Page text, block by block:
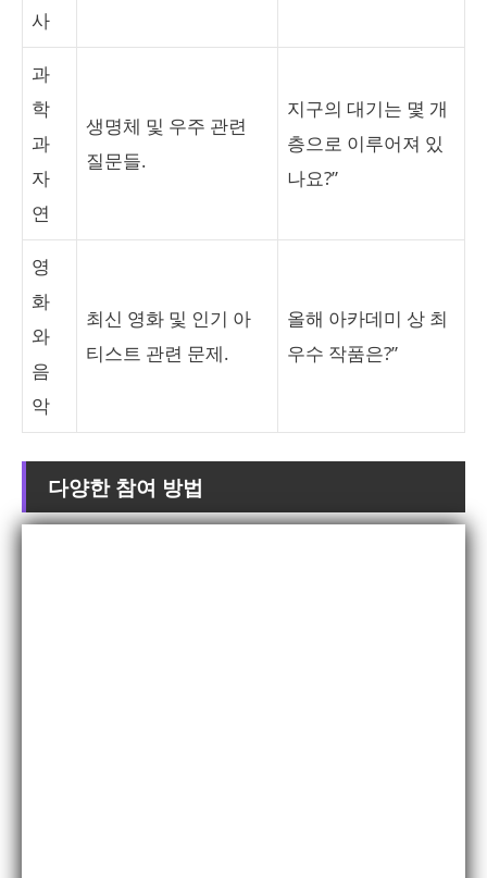
사
과
학
과
자
연
생명체 및 우주 관련
질문들.
지구의 대기는 몇 개
층으로 이루어져 있
나요?”
영
화
와
음
악
최신 영화 및 인기 아
티스트 관련 문제.
올해 아카데미 상 최
우수 작품은?”
다양한 참여 방법